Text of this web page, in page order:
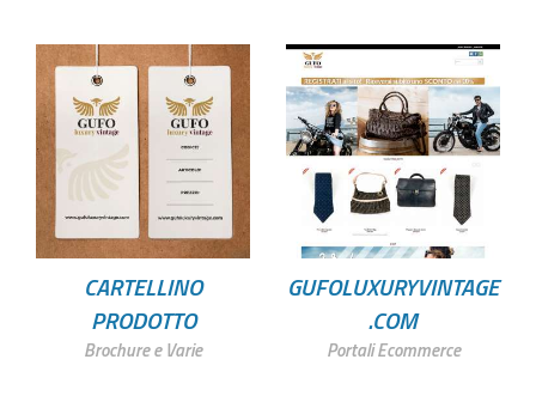
CARTELLINO
PRODOTTO
Brochure e Varie
GUFOLUXURYVINTAGE
.COM
Portali Ecommerce